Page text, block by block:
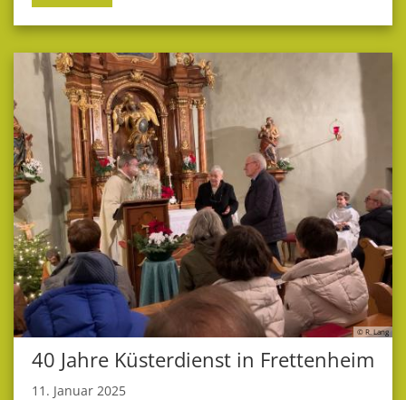
© R. Lang
40 Jahre Küsterdienst in Frettenheim
11. Januar 2025